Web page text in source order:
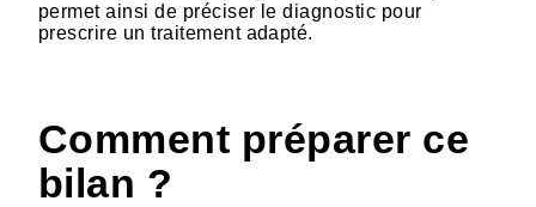
permet ainsi de préciser le diagnostic pour
prescrire un traitement adapté.
HTML
Comment préparer ce
bilan ?